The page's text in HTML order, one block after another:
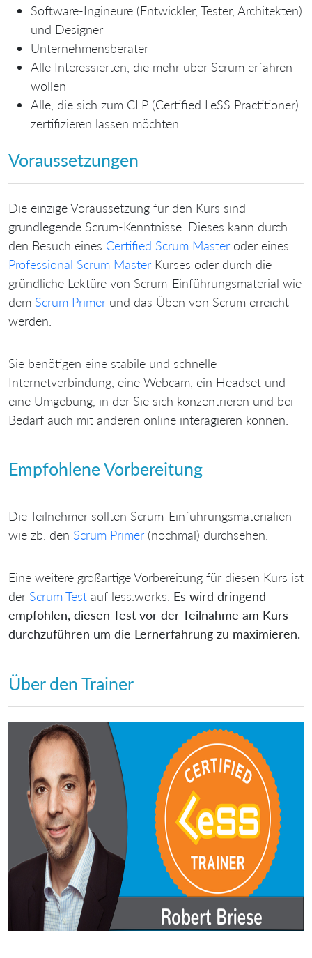
Software-Ingineure (Entwickler, Tester, Architekten)
und Designer
Unternehmensberater
Alle Interessierten, die mehr über Scrum erfahren
wollen
Alle, die sich zum CLP (Certified LeSS Practitioner)
zertifizieren lassen möchten
Voraussetzungen
Die einzige Voraussetzung für den Kurs sind
grundlegende Scrum-Kenntnisse. Dieses kann durch
den Besuch eines Certified Scrum Master oder eines
Professional Scrum Master Kurses oder durch die
gründliche Lektüre von Scrum-Einführungsmaterial wie
dem Scrum Primer und das Üben von Scrum erreicht
werden.
Sie benötigen eine stabile und schnelle
Internetverbindung, eine Webcam, ein Headset und
eine Umgebung, in der Sie sich konzentrieren und bei
Bedarf auch mit anderen online interagieren können.
Empfohlene Vorbereitung
Die Teilnehmer sollten Scrum-Einführungsmaterialien
wie zb. den Scrum Primer (nochmal) durchsehen.
Eine weitere großartige Vorbereitung für diesen Kurs ist
der Scrum Test auf less.works. Es wird dringend
empfohlen, diesen Test vor der Teilnahme am Kurs
durchzuführen um die Lernerfahrung zu maximieren.
Über den Trainer